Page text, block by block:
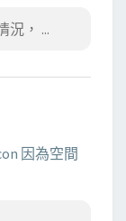
況， ...
因為空間